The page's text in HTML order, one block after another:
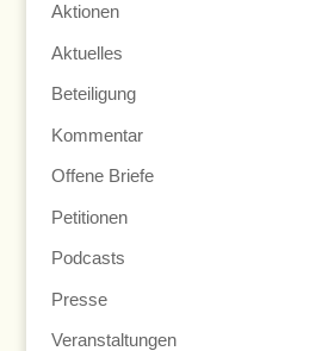
Aktionen
Aktuelles
Beteiligung
Kommentar
Offene Briefe
Petitionen
Podcasts
Presse
Veranstaltungen